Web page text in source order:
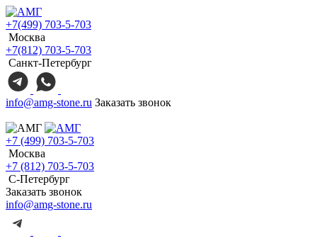
+7(499) 703-5-703
Москва
+7(812) 703-5-703
Санкт-Петербург
info@amg-stone.ru Заказать звонок
+7 (499) 703-5-703
Москва
+7 (812) 703-5-703
С-Петербург
Заказать звонок
info@amg-stone.ru